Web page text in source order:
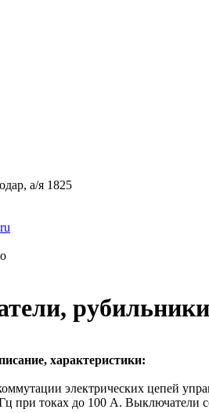
а/я 1825
характеристики:
электрических цепей
при токах до 100 А. Выключатели